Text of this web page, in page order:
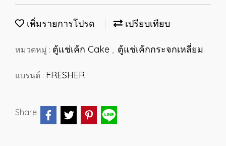
เพิ่มรายการโปรด เปรียบเทียบ
หมวดหมู่ : ตู้แช่เค้ก Cake , ตู้แช่เค้กกระจกเหลี่ยม
แบรนด์ : FRESHER
Share